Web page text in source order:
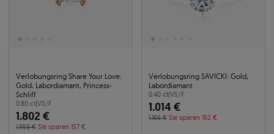
Verlobungsring Share Your Love:
Gold, Labordiamant, Princess-
Schliff
0.80 ct|VS/F
1.802 €
1.959 € Sie sparen 157 €
Verlobungsring SAVICKI: Gold,
Labordiamant
0.40 ct|VS/F
1.014 €
1.166 € Sie sparen 152 €